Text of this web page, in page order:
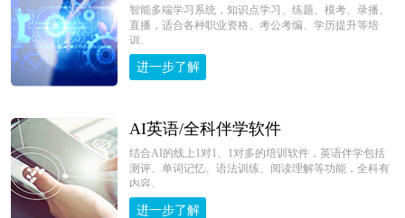
智能多端学习系统，知识点学习、练题、模考、录播、
直播，适合各种职业资格、考公考编、学历提升等培
训。
进一步了解
AI英语/全科伴学软件
结合AI的线上1对1、1对多的培训软件，英语伴学包括
测评、单词记忆、语法训练、阅读理解等功能，全科有
内容。
进一步了解